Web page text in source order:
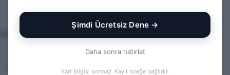
Şimdi Ücretsiz Dene →
Daha sonra hatırlat
Kart bilgisi sormaz. Kayıt isteğe bağlıdır.
admin Bir
posta
0 448 1 dakika okuma süresi
Türkiye’de 2025 yılı itibarıyla asgari ücret, devlet tarafından